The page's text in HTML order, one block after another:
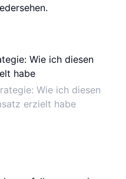
Wie ich diesen
erzielt habe